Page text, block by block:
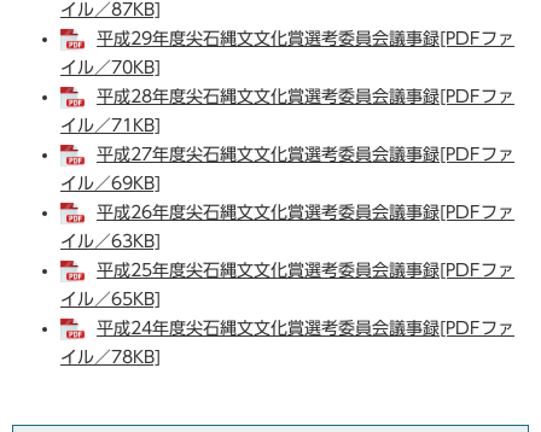
イル／87KB]
平成29年度尖石縄文文化賞選考委員会議事録[PDFファ
イル／70KB]
平成28年度尖石縄文文化賞選考委員会議事録[PDFファ
イル／71KB]
平成27年度尖石縄文文化賞選考委員会議事録[PDFファ
イル／69KB]
平成26年度尖石縄文文化賞選考委員会議事録[PDFファ
イル／63KB]
平成25年度尖石縄文文化賞選考委員会議事録[PDFファ
イル／65KB]
平成24年度尖石縄文文化賞選考委員会議事録[PDFファ
イル／78KB]